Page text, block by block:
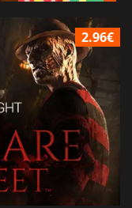
2.96€